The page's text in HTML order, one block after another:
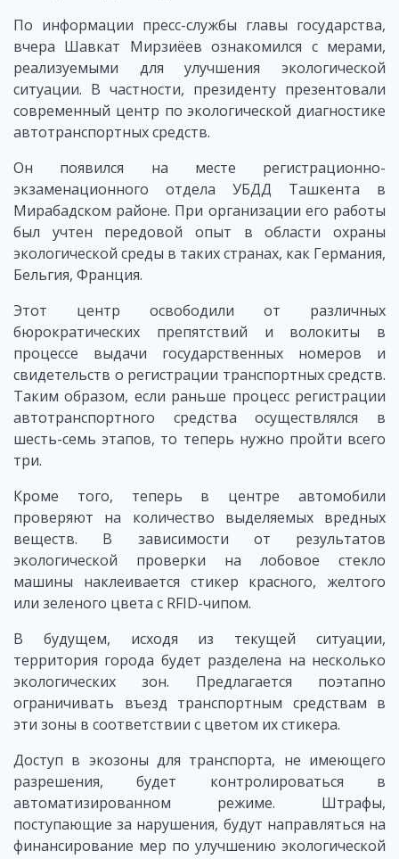
По информации пресс-службы главы государства,
вчера Шавкат Мирзиёев ознакомился с мерами,
реализуемыми для улучшения экологической
ситуации. В частности, президенту презентовали
современный центр по экологической диагностике
автотранспортных средств.
Он появился на месте регистрационно-
экзаменационного отдела УБДД Ташкента в
Мирабадском районе. При организации его работы
был учтен передовой опыт в области охраны
экологической среды в таких странах, как Германия,
Бельгия, Франция.
Этот центр освободили от различных
бюрократических препятствий и волокиты в
процессе выдачи государственных номеров и
свидетельств о регистрации транспортных средств.
Таким образом, если раньше процесс регистрации
автотранспортного средства осуществлялся в
шесть-семь этапов, то теперь нужно пройти всего
три.
Кроме того, теперь в центре автомобили
проверяют на количество выделяемых вредных
веществ. В зависимости от результатов
экологической проверки на лобовое стекло
машины наклеивается стикер красного, желтого
или зеленого цвета с RFID-чипом.
В будущем, исходя из текущей ситуации,
территория города будет разделена на несколько
экологических зон. Предлагается поэтапно
ограничивать въезд транспортным средствам в
эти зоны в соответствии с цветом их стикера.
Доступ в экозоны для транспорта, не имеющего
разрешения, будет контролироваться в
автоматизированном режиме. Штрафы,
поступающие за нарушения, будут направляться на
финансирование мер по улучшению экологической